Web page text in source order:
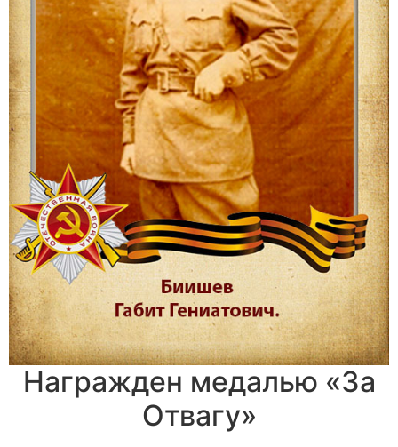
Награжден медалью «За
Отвагу»